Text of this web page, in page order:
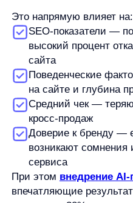
«ничего не найдено»
Даже если поисковых
не избежать полностью,
организовать страницу
Будьте честны с
не пытайтесь выдать
за нужные. Это только